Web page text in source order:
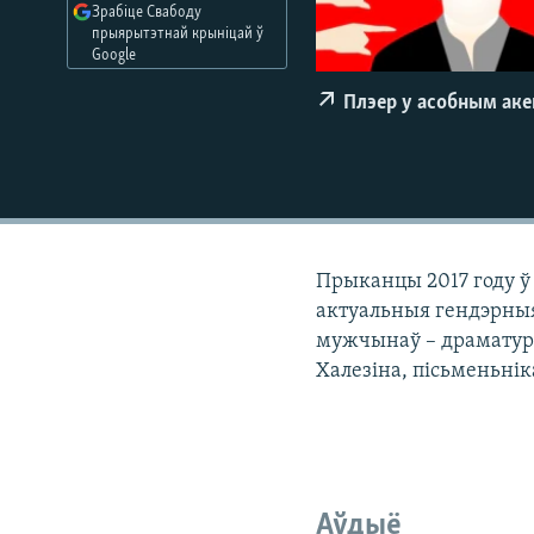
КАЛЯНДАР
НА ХВАЛЯХ СВАБОДЫ
Плэер у асобным
Зрабіце Свабоду
прыярытэтнай крыніцай ў
Google
Прыканцы 2017 году
актуальныя
мужчынаў –
Халезіна,
Аўдыё